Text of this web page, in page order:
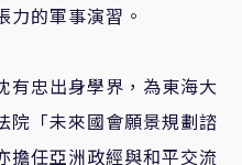
力的軍事演習。
有忠出身學界，為東海大
院「未來國會願景規劃諮
擔任亞洲政經與和平交流